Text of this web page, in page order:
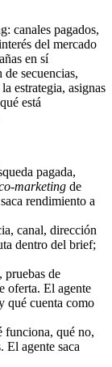
canales pagados,
del mercado
en sí
secuencias,
estrategia, asignas
está
pagada,
marketing de
rendimiento a
canal, dirección
dentro del brief;
pruebas de
oferta. El agente
qué cuenta como
funciona, qué no,
El agente saca